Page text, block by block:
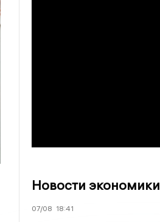
Новости экономики
07/08 18:41